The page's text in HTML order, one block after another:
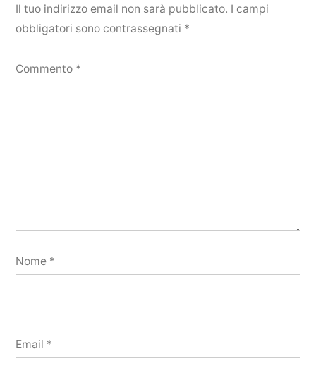
Il tuo indirizzo email non sarà pubblicato. I campi
obbligatori sono contrassegnati *
Commento *
Nome *
Email *